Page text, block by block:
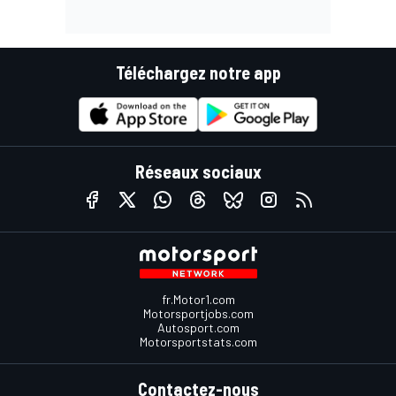
Téléchargez notre app
Réseaux sociaux
fr.Motor1.com
Motorsportjobs.com
Autosport.com
Motorsportstats.com
Contactez-nous